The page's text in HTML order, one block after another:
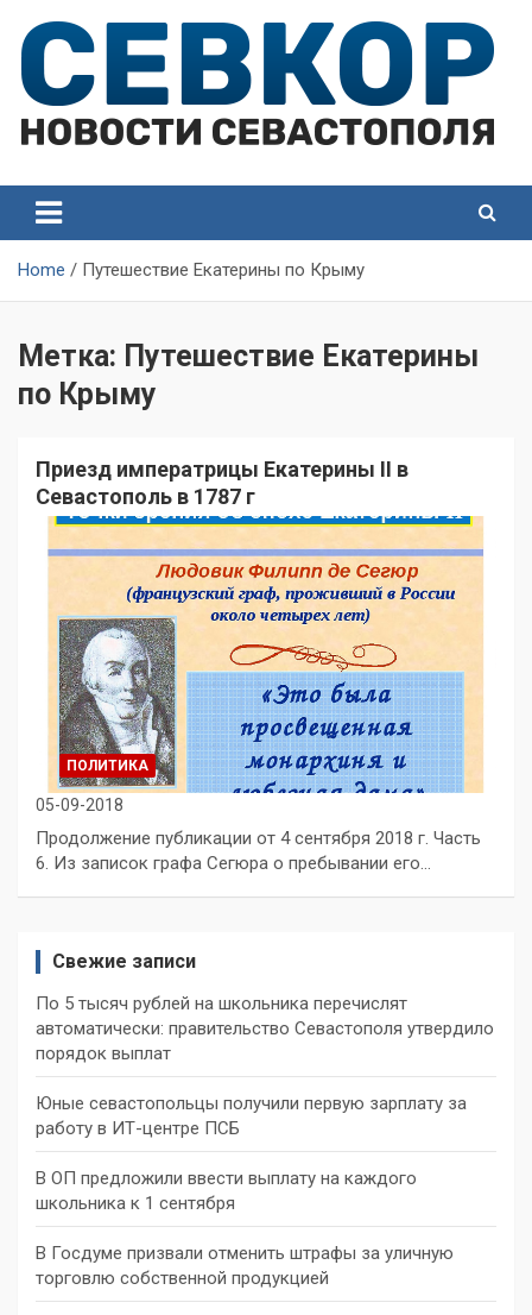
content
Севастополя
Севастополя
Home Путешествие Екатерины по Крыму
Метка: Путешествие Екатерины
по Крыму
Приезд императрицы Екатерины II в
Севастополь в 1787 г
ПОЛИТИКА
05-09-2018
Продолжение публикации от 4 сентября 2018 г. Часть
6. Из записок графа Сегюра о пребывании его…
Свежие записи
По 5 тысяч рублей на школьника перечислят
автоматически: правительство Севастополя утвердило
порядок выплат
Юные севастопольцы получили первую зарплату за
работу в ИТ-центре ПСБ
В ОП предложили ввести выплату на каждого
школьника к 1 сентября
В Госдуме призвали отменить штрафы за уличную
торговлю собственной продукцией